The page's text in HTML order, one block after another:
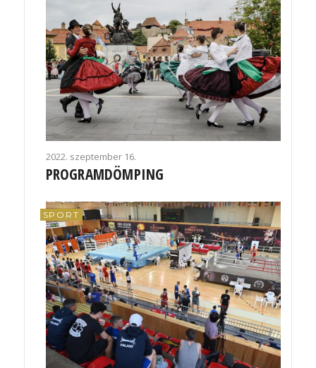
2022. szeptember 16.
PROGRAMDÖMPING
SPORT